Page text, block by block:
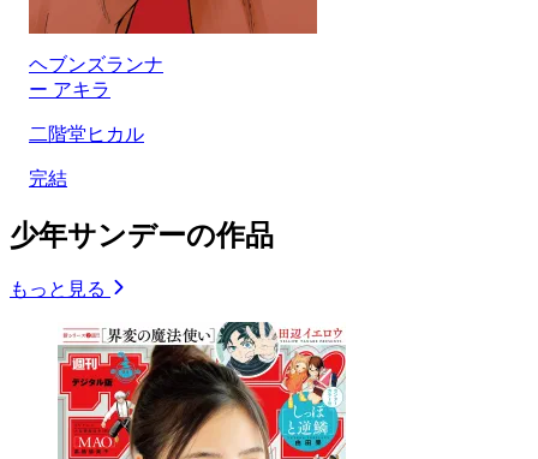
ヘブンズランナ
ー アキラ
二階堂ヒカル
完結
少年サンデーの作品
もっと見る